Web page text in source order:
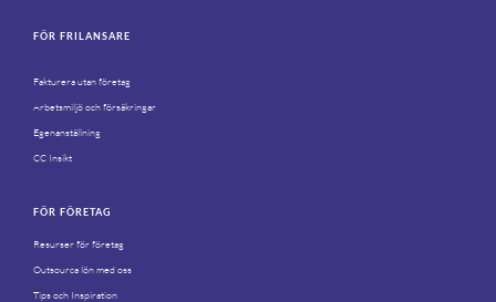
FÖR FRILANSARE
Fakturera utan företag
Arbetsmiljö och försäkringar
Egenanställning
CC Insikt
FÖR FÖRETAG
Resurser för företag
Outsourca lön med oss
Tips och Inspiration